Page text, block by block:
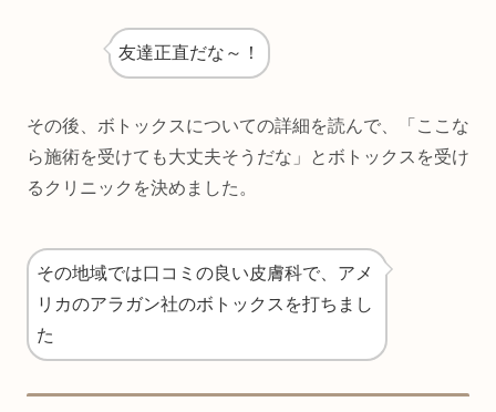
友達正直だな～！
その後、ボトックスについての詳細を読んで、「ここな
ら施術を受けても大丈夫そうだな」とボトックスを受け
るクリニックを決めました。
その地域では口コミの良い皮膚科で、アメ
リカのアラガン社のボトックスを打ちまし
た